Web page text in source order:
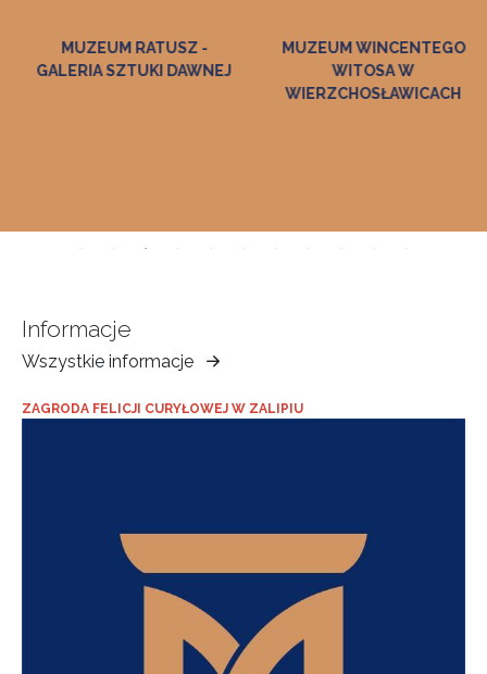
MUZEUM RATUSZ -
GALERIA SZTUKI DAWNEJ
MUZEUM WINCENTEGO
WITOSA W
WIERZCHOSŁAWICACH
Informacje
Wszystkie informacje
Muzeum
Ziemi
Tarnowskiej
ZAGRODA FELICJI CURYŁOWEJ W ZALIPIU